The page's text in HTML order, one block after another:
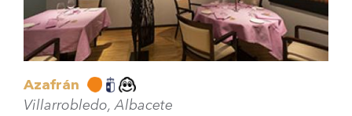
Azafrán
Villarrobledo, Albacete